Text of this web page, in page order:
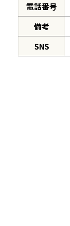
電話番号
備考
SNS